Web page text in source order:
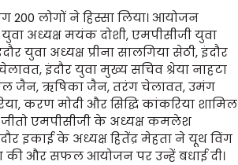
200 लोगों ने हिस्सा लिया। आयोजन
अध्यक्ष मयंक दोशी, एमपीसीजी युवा
युवा अध्यक्ष प्रीना सालगिया सेठी, इंदौर
इंदौर युवा मुख्य सचिव श्रेया नाहटा
जैन, ऋषिका जैन, तरंग चेलावत, उमंग
करण मोदी और सिद्धि कांकरिया शामिल
एमपीसीजी के अध्यक्ष कमलेश
इकाई के अध्यक्ष हितेंद्र मेहता ने यूथ विंग
की और सफल आयोजन पर उन्हें बधाई दी।